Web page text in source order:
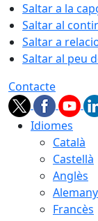
Saltar a la
Saltar al
Saltar a
Saltar al peu
Contacte
Idiomes
Català
Castellà
Anglès
Alemany
Francès